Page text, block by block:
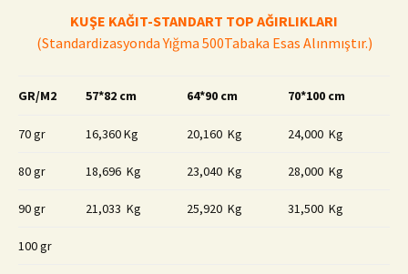
KUŞE KAĞIT-STANDART TOP AĞIRLIKLARI
(Standardizasyonda Yığma 500Tabaka Esas Alınmıştır.)
GR/M2 57*82 cm 64*90 cm 70*100 cm
70 gr 16,360 Kg 20,160 Kg 24,000 Kg
80 gr 18,696 Kg 23,040 Kg 28,000 Kg
90 gr 21,033 Kg 25,920 Kg 31,500 Kg
100 gr